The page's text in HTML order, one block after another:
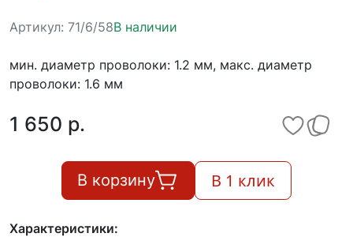
Артикул: 71/6/58В наличии
мин. диаметр проволоки: 1.2 мм, макс. диаметр
проволоки: 1.6 мм
1 650 p.
В корзину В 1 клик
Характеристики: